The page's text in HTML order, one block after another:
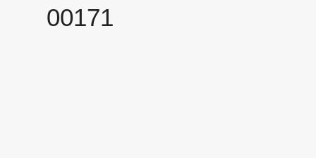
00171